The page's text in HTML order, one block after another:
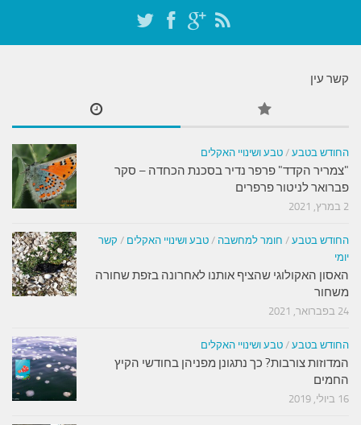
קשר עין
החודש בטבע / טבע ושינויי האקלים
"צמריר הקדד" פרפר נדיר בסכנת הכחדה – סקר
פברואר לניטור פרפרים
2 במרץ, 2021
החודש בטבע / חומר למחשבה / טבע ושינויי האקלים / קשר
יומי
האסון האקולוגי שהציף אותנו לאחרונה בזפת שחורה
משחור
24 בפברואר, 2021
החודש בטבע / טבע ושינויי האקלים
המדוזות צורבות? כך נתגונן מפניהן בחודשי הקיץ
החמים
16 ביולי, 2019